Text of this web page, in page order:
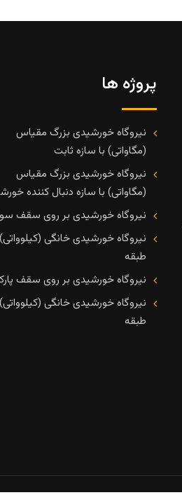
پروژه ها
نیروگاه خورشیدی بزرگ مقیاس
(مگاواتی) با سازه ثابت
نیروگاه خورشیدی بزرگ مقیاس
(مگاواتی) با سازه دنبال کننده
نیروگاه خورشیدی بر روی سقف
نیروگاه خورشیدی خانگی
طبقه
نیروگاه خورشیدی بر روی سقف
نیروگاه خورشیدی خانگی
طبقه